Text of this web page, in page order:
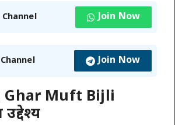
Join Now
Join Now
Ghar Muft Bijli